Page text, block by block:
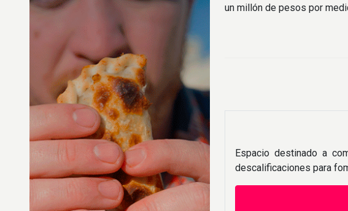
un millón de pesos por
Espacio destinado a
descalificaciones para